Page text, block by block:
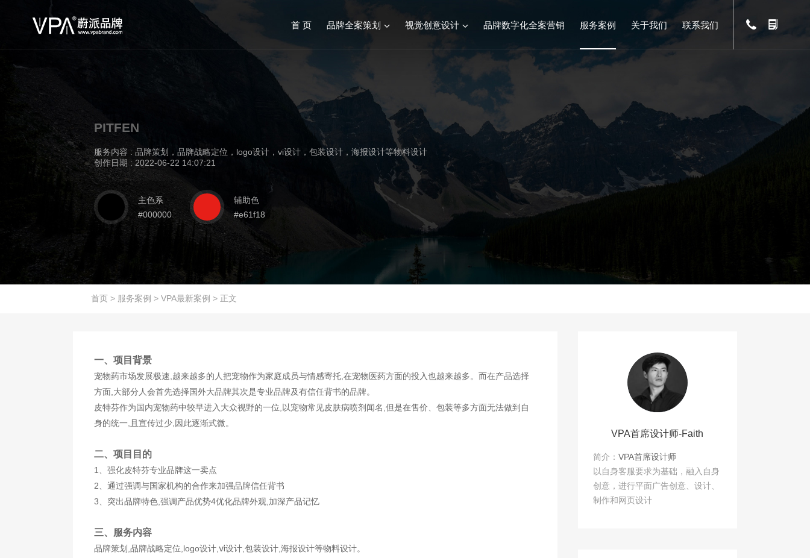
首 页 品牌全案策划
品牌全案服务综述
餐饮连锁品牌策划设计
化妆品品牌策划设计
建材行业品牌策划设计
食品生鲜品牌策划设计
康养文旅品牌策划设计
医疗行业品牌策划设计
视觉创意设计
视觉创意设计
标志&VI设计
产品包装设计
SI空间设计
品牌数字化全案营销 服务案例 关于我们 联系我们
PITFEN
服务内容 : 品牌策划，品牌战略定位，logo设计，vi设计，包装设计，海报设计等物料设计
创作日期 : 2022-06-22 14:07:21
主色系
#000000
辅助色
#e61f18
首页 > 服务案例 > VPA最新案例 > 正文
一、项目背景
宠物药市场发展极速,越来越多的人把宠物作为家庭成员与情感寄托,在宠物医药方面的投入也越来越多。而在产品选择
方面,大部分人会首先选择国外大品牌其次是专业品牌及有信任背书的品牌。
皮特芬作为国内宠物药中较早进入大众视野的一位,以宠物常见皮肤病喷剂闻名,但是在售价、包装等多方面无法做到自
身的统一,且宣传过少,因此逐渐式微。
二、项目目的
1、强化皮特芬专业品牌这一卖点
2、通过强调与国家机构的合作来加强品牌信任背书
3、突出品牌特色,强调产品优势4优化品牌外观,加深产品记忆
三、服务内容
品牌策划,品牌战略定位,logo设计,ⅵ设计,包装设计,海报设计等物料设计。
VPA首席设计师-Faith
简介： VPA首席设计师
以自身客服要求为基础，融入自身
创意，进行平面广告创意、设计、
制作和网页设计